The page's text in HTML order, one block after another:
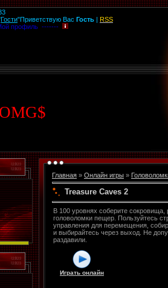
Гости"Приветствую Вас Гость | RSS
-------
$
Главная » Онлайн игры »
Treasure Caves 2
В 100 уровнях соберите сокровища,
головоломки пещер. Пользуйтесь
управления для перемещения,
и выбирайтесь через выход. Не
раздавили.
Играть онлайн